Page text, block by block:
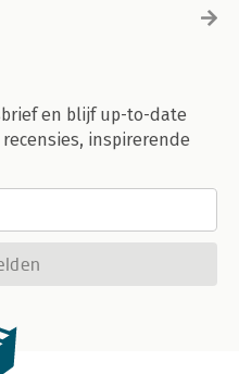
en blijf up-to-date
inspirerende